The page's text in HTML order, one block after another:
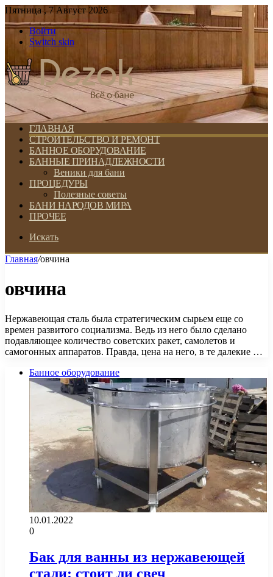
Пятница , 7 Август 2026
Войти
Switch skin
ГЛАВНАЯ
СТРОИТЕЛЬСТВО И РЕМОНТ
БАННОЕ ОБОРУДОВАНИЕ
БАННЫЕ ПРИНАДЛЕЖНОСТИ
Веники для бани
ПРОЦЕДУРЫ
Полезные советы
БАНИ НАРОДОВ МИРА
ПРОЧЕЕ
Искать
Главная/овчина
овчина
Нержавеющая сталь была стратегическим сырьем еще со
времен развитого социализма. Ведь из него было сделано
подавляющее количество советских ракет, самолетов и
самогонных аппаратов. Правда, цена на него, в те далекие …
Банное оборудование
10.01.2022
0
Бак для ванны из нержавеющей
стали: стоит ли свеч